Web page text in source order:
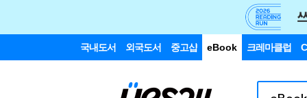
국내도서 외국도서 중고샵 eBook 크레마클럽